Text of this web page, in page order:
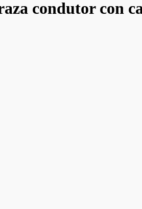
condutor con